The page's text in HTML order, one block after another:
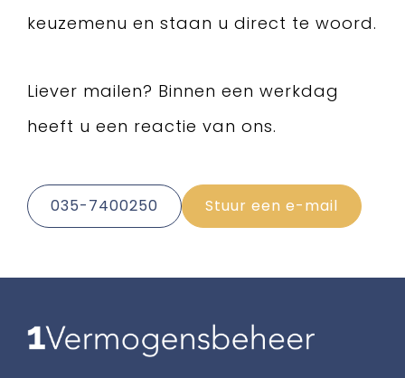
keuzemenu en staan u direct te woord.
Liever mailen? Binnen een werkdag
heeft u een reactie van ons.
035-7400250 Stuur een e-mail